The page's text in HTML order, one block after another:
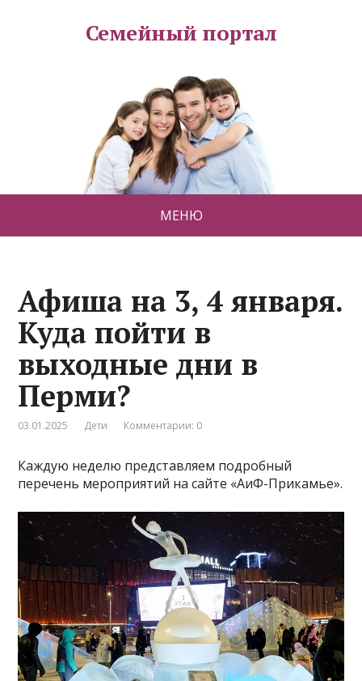
Семейный портал
МЕНЮ
Афиша на 3, 4 января.
Куда пойти в
выходные дни в
Перми?
03.01.2025 Дети Комментарии: 0
Каждую неделю представляем подробный
перечень мероприятий на сайте «АиФ-Прикамье».